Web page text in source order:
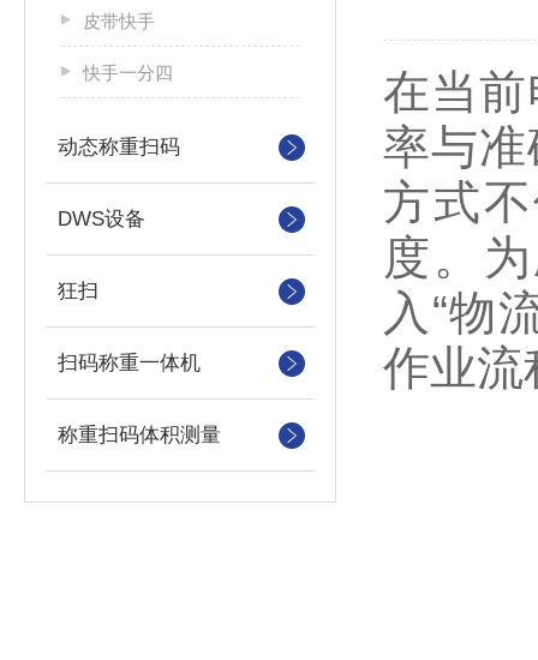
皮带快手
快手一分四
动态称重扫码
DWS设备
狂扫
扫码称重一体机
称重扫码体积测量
在当
率与
方式
度。
入“物
作业流